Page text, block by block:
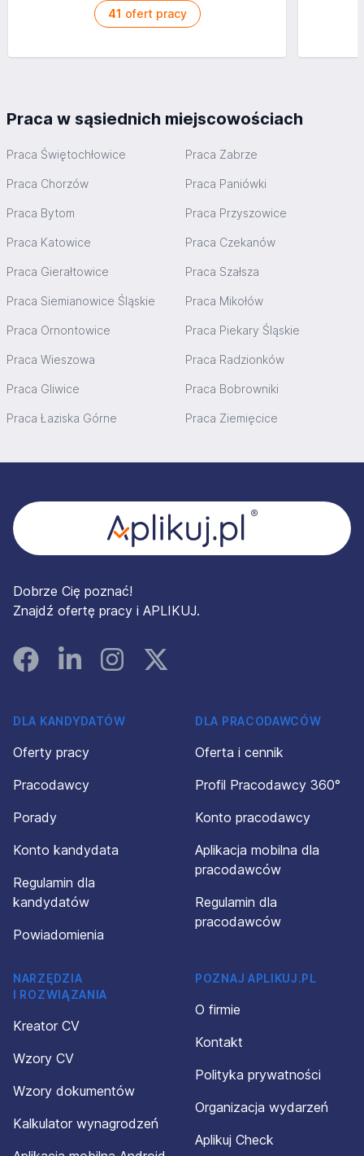
41 ofert pracy
Praca w sąsiednich miejscowościach
Praca Świętochłowice Praca Zabrze
Praca Chorzów Praca Paniówki
Praca Bytom Praca Przyszowice
Praca Katowice Praca Czekanów
Praca Gierałtowice Praca Szałsza
Praca Siemianowice Śląskie Praca Mikołów
Praca Ornontowice Praca Piekary Śląskie
Praca Wieszowa Praca Radzionków
Praca Gliwice Praca Bobrowniki
Praca Łaziska Górne Praca Ziemięcice
Dobrze Cię poznać!
Znajdź ofertę pracy i APLIKUJ.
FacebookLinked InInstagramInstagram
DLA KANDYDATÓW
Oferty pracy
Pracodawcy
Porady
Konto kandydata
Regulamin dla
kandydatów
Powiadomienia
DLA PRACODAWCÓW
Oferta i cennik
Profil Pracodawcy 360°
Konto pracodawcy
Aplikacja mobilna dla
pracodawców
Regulamin dla
pracodawców
NARZĘDZIA
I ROZWIĄZANIA
Kreator CV
Wzory CV
Wzory dokumentów
Kalkulator wynagrodzeń
POZNAJ APLIKUJ.PL
O firmie
Kontakt
Polityka prywatności
Organizacja wydarzeń
Aplikuj Check